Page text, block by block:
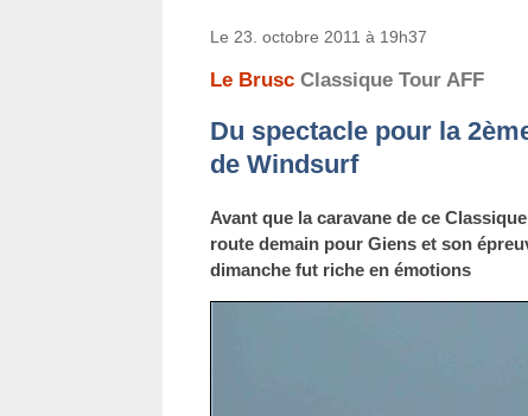
Le 23. octobre 2011 à 19h37
Le Brusc Classique Tour AFF
Du spectacle pour la
de Windsurf
Avant que la caravane de ce
route demain pour Giens et son
dimanche fut riche en émotions